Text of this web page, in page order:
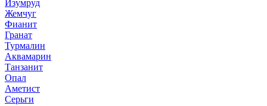
Изумруд
Жемчуг
Фианит
Гранат
Турмалин
Аквамарин
Танзанит
Опал
Аметист
Серьги